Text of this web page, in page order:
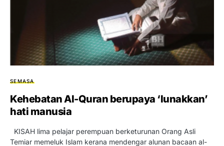
SEMASA
Kehebatan Al-Quran berupaya ‘lunakkan’
hati manusia
KISAH lima pelajar perempuan berketurunan Orang Asli
Temiar memeluk Islam kerana mendengar alunan bacaan al-